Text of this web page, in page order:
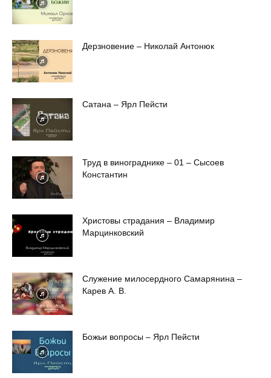
Дерзновение – Николай Антонюк
Сатана – Ярл Пейсти
Труд в винограднике – 01 – Сысоев
Константин
Христовы страдания – Владимир
Марцинковский
Служение милосердного Cамарянина –
Карев А. В.
Божьи вопросы – Ярл Пейсти